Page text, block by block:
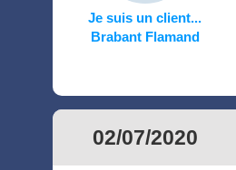
Je suis un client...
Brabant Flamand
02/07/2020